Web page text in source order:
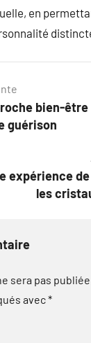
en
bien-
guérison
expérience
les
sera pas publiée.
avec*